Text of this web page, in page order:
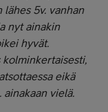
5v. vanhan
nyt ainakin
hyvät.
kolminkertaisesti,
eikä
vielä.